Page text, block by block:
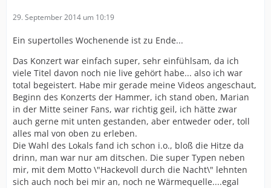
29. September 2014 um 10:19
Ein supertolles Wochenende ist zu Ende...
Das Konzert war einfach super, sehr einfühlsam, da ich
viele Titel davon noch nie live gehört habe... also ich war
total begeistert. Habe mir gerade meine Videos angeschaut,
Beginn des Konzerts der Hammer, ich stand oben, Marian
in der Mitte seiner Fans, war richtig geil, ich hätte zwar
auch gerne mit unten gestanden, aber entweder oder, toll
alles mal von oben zu erleben.
Die Wahl des Lokals fand ich schon i.o., bloß die Hitze da
drinn, man war nur am ditschen. Die super Typen neben
mir, mit dem Motto \"Hackevoll durch die Nacht\" lehnten
sich auch noch bei mir an, noch ne Wärmequelle....egal